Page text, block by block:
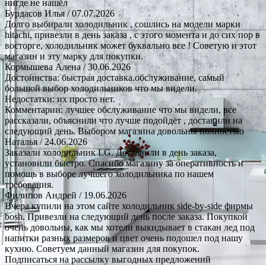
нигде не нашёл
Бурдасов Илья/ 07.07.2026
Долго выбирали холодильник , сошлись на модели марки
hitachi, привезли в день заказа , с этого момента и до сих пор в
восторге, холодильник может буквально все ! Советую и этот
магазин и эту марку для покупки.
Кормышева Алена/ 30.06.2026
Достоинства: быстрая доставка.обслуживание, самый
большой выбор холодильников что мы видели.
Недостатки: их просто нет.
Комментарии: лучшее обслуживание что мы видели, все
рассказали, объяснили что лучше подойдёт , доставили на
следующий день. Выбором магазина довольны полностью
Наталья/ 24.06.2026
Заказали холодильник LG. Доставили в день заказа,
установили быстро. Спасибо магазину за оперативность и
помощь в выборе лучшего холодильника по нашем
требования.
Филипов Андрей / 19.06.2026
Вчера купили на этом сайте холодильник side-by-side фирмы
bosh. Привезли на следующий день после заказа. Покупкой
очень довольны, как мы хотели выкидывает в стакан лед под
напитки разных размеров и цвет очень подошел под нашу
кухню. Советуем данный магазин для покупок.
Подписаться на рассылку выгодных предложений